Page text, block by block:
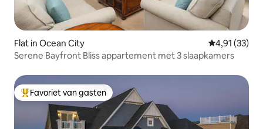
Flat in Ocean City Gemiddelde
4,91 (33)
Serene Bayfront Bliss appartement met 3 slaapkamers
Topfavoriet van gasten
Favoriet van gasten